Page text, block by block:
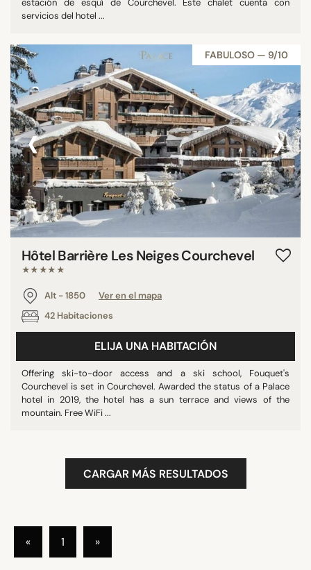
estación de esquí de Courchevel. Este chalet cuenta con
servicios del hotel ...
FABULOSO — 9/10
‹ ›
Hôtel Barrière Les Neiges Courchevel
★★★★★
Alt - 1850
Ver en el mapa
42 Habitaciones
ELIJA UNA HABITACIÓN
Offering ski-to-door access and a ski school, Fouquet's
Courchevel is set in Courchevel. Awarded the status of a Palace
hotel in 2019, the hotel has a sun terrace and views of the
mountain. Free WiFi ...
CARGAR MÁS RESULTADOS
« 1 »